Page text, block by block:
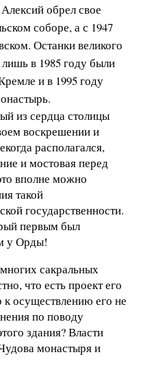
обрел свое
соборе, а с 1947
Останки великого
в 1985 году были
и в 1995 году
из сердца столицы
воскрешении и
располагался,
и мостовая перед
вполне можно
такой
государственности.
первым был
у Орды!
сакральных
что есть проект его
к осуществлению его не
по поводу
здания? Власти
монастыря и